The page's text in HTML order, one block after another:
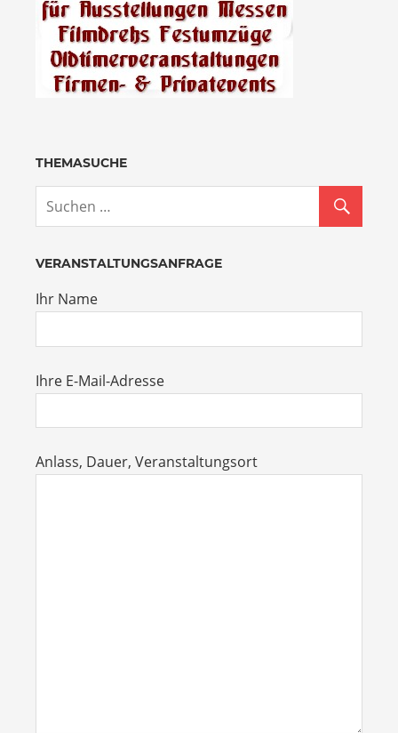
THEMASUCHE
VERANSTALTUNGSANFRAGE
Ihr Name
Ihre E-Mail-Adresse
Anlass, Dauer, Veranstaltungsort